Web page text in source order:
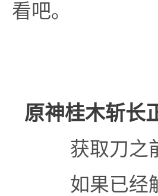
看吧。
原神桂木斩长
获取刀之前
如果已经解